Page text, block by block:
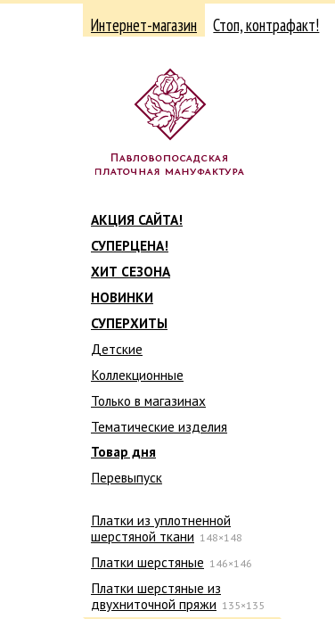
Интернет-магазин Стоп, контрафакт!
АКЦИЯ САЙТА!
СУПЕРЦЕНА!
ХИТ СЕЗОНА
НОВИНКИ
СУПЕРХИТЫ
Детские
Коллекционные
Только в магазинах
Тематические изделия
Товар дня
Перевыпуск
Платки из уплотненной
шерстяной ткани 148×148
Платки шерстяные 146×146
Платки шерстяные из
двухниточной пряжи 135×135